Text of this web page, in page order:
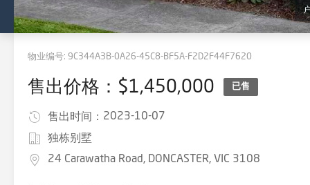
物业编号: 9C344A3B-0A26-45C8-BF5A-F2D2F44F7620
售出价格：$1,450,000 已售
售出时间： 2023-10-07
独栋别墅
24 Carawatha Road, DONCASTER, VIC 3108